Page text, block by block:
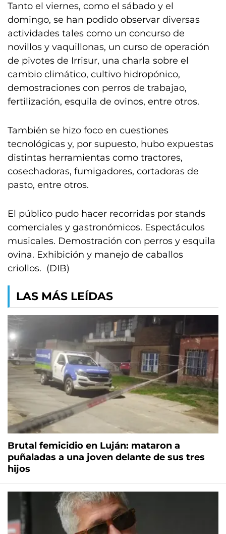
Tanto el viernes, como el sábado y el
domingo, se han podido observar diversas
actividades tales como un concurso de
novillos y vaquillonas, un curso de operación
de pivotes de Irrisur, una charla sobre el
cambio climático, cultivo hidropónico,
demostraciones con perros de trabajao,
fertilización, esquila de ovinos, entre otros.
También se hizo foco en cuestiones
tecnológicas y, por supuesto, hubo expuestas
distintas herramientas como tractores,
cosechadoras, fumigadores, cortadoras de
pasto, entre otros.
El público pudo hacer recorridas por stands
comerciales y gastronómicos. Espectáculos
musicales. Demostración con perros y esquila
ovina. Exhibición y manejo de caballos
criollos. (DIB)
LAS MÁS LEÍDAS
Brutal femicidio en Luján: mataron a
puñaladas a una joven delante de sus tres
hijos